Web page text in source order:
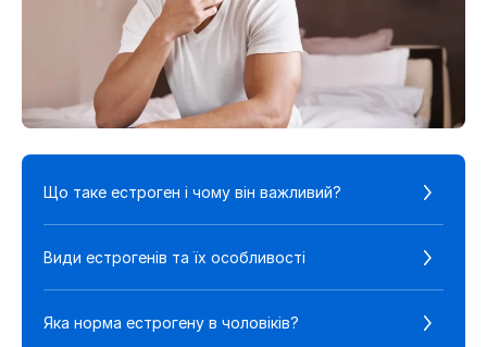
Що таке естроген і чому він важливий?
Види естрогенів та їх особливості
Яка норма естрогену в чоловіків?